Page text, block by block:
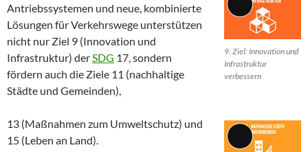
Lange
Beschreibung
9. Ziel: Innovation und
Infrastruktur
verbessern
Antriebssystemen und neue, kombinierte
Lösungen für Verkehrswege unterstützen
nicht nur Ziel 9 (Innovation und
Infrastruktur) der SDG 17, sondern
fördern auch die Ziele 11 (nachhaltige
Städte und Gemeinden),
Lange
13 (Maßnahmen zum Umweltschutz) und
15 (Leben an Land).